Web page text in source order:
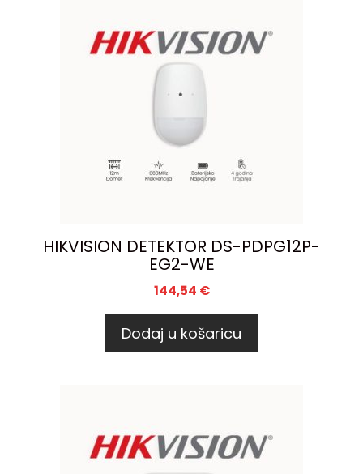
HIKVISION DETEKTOR DS-PDPG12P-
EG2-WE
144,54 €
Dodaj u košaricu